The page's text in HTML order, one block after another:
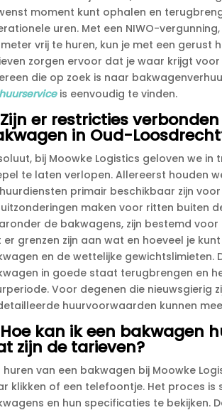
moment kunt ophalen en
uren.​ Met een NIWO-
vrij te huren, kun je met een gerust
zorgen ervoor dat je waar krijgt
die op zoek is naar
is eenvoudig te vinden.​
er restricties
in Oud-
bij Moowke Logistics geloven we
te laten verlopen.​ Allereerst houden
primair beschikbaar zijn
maken voor ritten buiten
de bakwagens, zijn bestemd
er grenzen zijn aan wat en hoeveel je
en de wettelijke
in goede staat terugbrengen en
Voor degenen die nieuwsgierig
huurvoorwaarden kunnen
kan ik een bakwagen
zijn de tarieven?
huren van een bakwagen bij Moowke
klikken of een telefoontje.​ Het proces
en hun specificaties te bekijken.​